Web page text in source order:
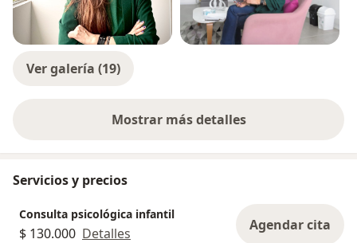
Ver galería (19)
Mostrar más detalles
sobre la experiencia
Servicios y precios
Consulta psicológica infantil
$ 130.000 Detalles Agendar cita